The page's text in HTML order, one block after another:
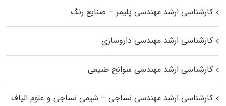
کارشناسی ارشد مهندسی پلیمر – صنایع رنگ
کارشناسی ارشد مهندسی داروسازی
کارشناسی ارشد مهندسی سوانح طبیعی
کارشناسی ارشد مهندسی نساجی – شیمی نساجی و علوم الیاف